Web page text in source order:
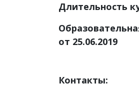
Длительность
от 25.06.2019
Контакты: